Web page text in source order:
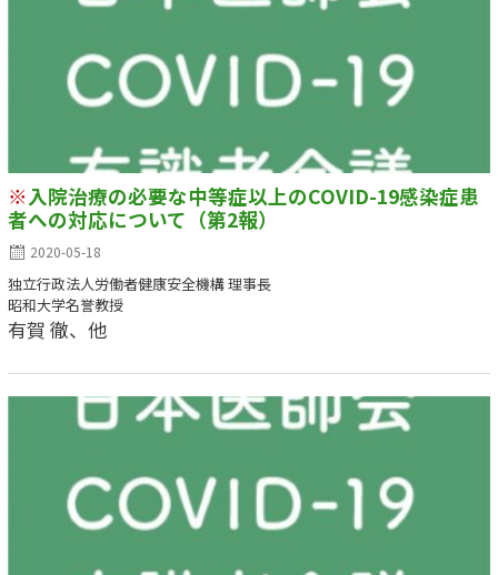
※入院治療の必要な中等症以上のCOVID-19感染症患
者への対応について（第2報）
2020-05-18
独立行政法人労働者健康安全機構 理事長
昭和大学名誉教授
有賀 徹、他